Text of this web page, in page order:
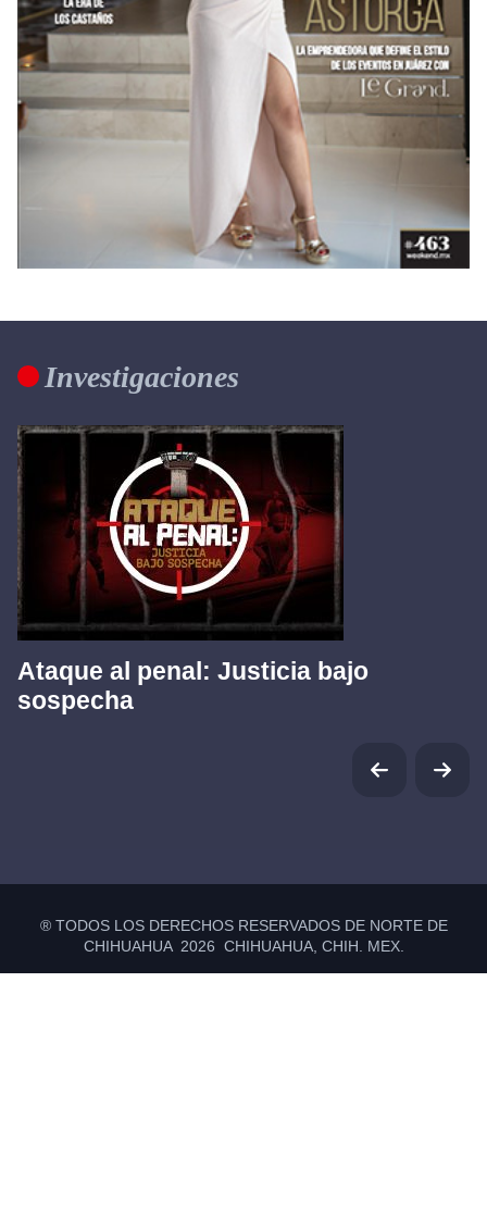
Investigaciones
Ataque al penal: Justicia bajo
sospecha
® TODOS LOS DERECHOS RESERVADOS DE NORTE DE
CHIHUAHUA 2026 CHIHUAHUA, CHIH. MEX.